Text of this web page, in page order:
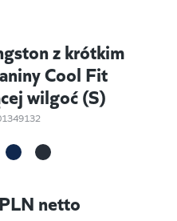
z krótkim
Cool Fit
wilgoć (S)
PLN netto